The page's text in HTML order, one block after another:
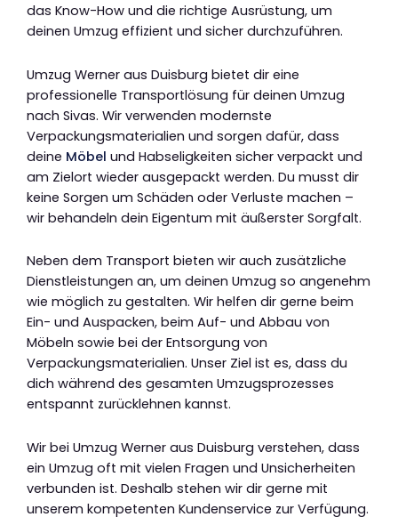
das Know-How und die richtige Ausrüstung, um
deinen Umzug effizient und sicher durchzuführen.
Umzug Werner aus Duisburg bietet dir eine
professionelle Transportlösung für deinen Umzug
nach Sivas. Wir verwenden modernste
Verpackungsmaterialien und sorgen dafür, dass
deine Möbel und Habseligkeiten sicher verpackt und
am Zielort wieder ausgepackt werden. Du musst dir
keine Sorgen um Schäden oder Verluste machen –
wir behandeln dein Eigentum mit äußerster Sorgfalt.
Neben dem Transport bieten wir auch zusätzliche
Dienstleistungen an, um deinen Umzug so angenehm
wie möglich zu gestalten. Wir helfen dir gerne beim
Ein- und Auspacken, beim Auf- und Abbau von
Möbeln sowie bei der Entsorgung von
Verpackungsmaterialien. Unser Ziel ist es, dass du
dich während des gesamten Umzugsprozesses
entspannt zurücklehnen kannst.
Wir bei Umzug Werner aus Duisburg verstehen, dass
ein Umzug oft mit vielen Fragen und Unsicherheiten
verbunden ist. Deshalb stehen wir dir gerne mit
unserem kompetenten Kundenservice zur Verfügung.